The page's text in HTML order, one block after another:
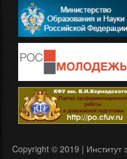
Copyright © 2019 | Институт